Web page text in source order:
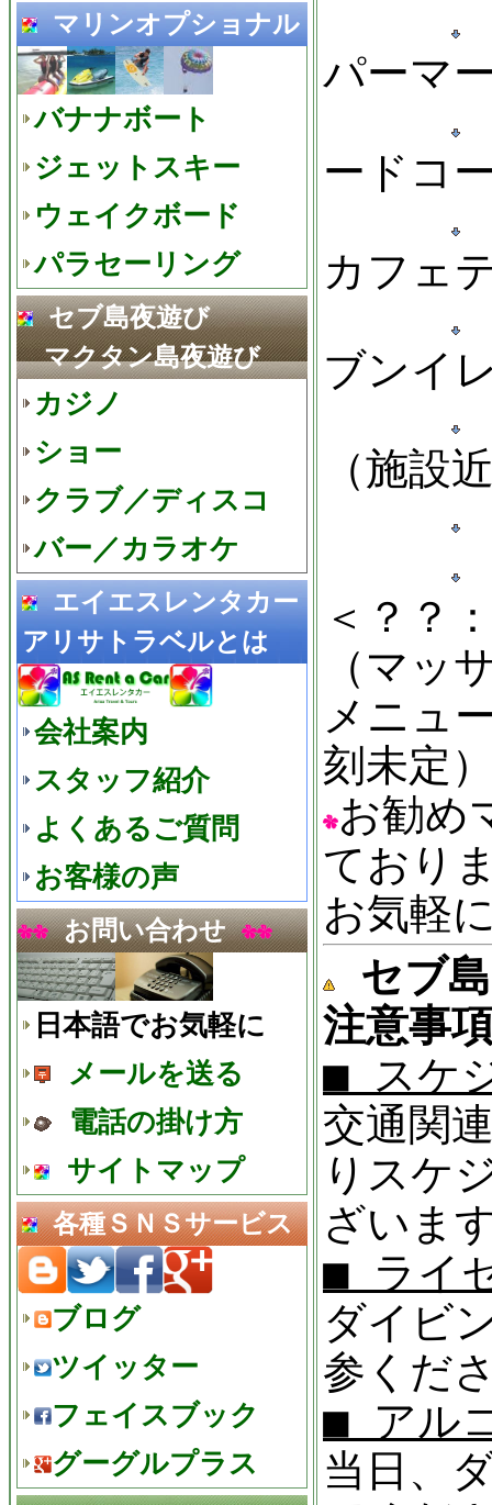
マリンオプショナル
バナナボート
ジェットスキー
ウェイクボード
パラセーリング
セブ島夜遊び
マクタン島夜遊び
カジノ
ショー
クラブ／ディスコ
バー／カラオケ
エイエスレンタカー
アリサトラベルとは
会社案内
スタッフ紹介
よくあるご質問
お客様の声
お問い合わせ
日本語でお気軽に
メールを送る
電話の掛け方
サイトマップ
各種ＳＮＳサービス
ブログ
ツイッター
フェイスブック
グーグルプラス
パーマ
ードコ
カフェ
ブンイ
（施設
＜？？
（マッ
メニュ
刻未定
お勧め
ており
お気軽
セブ
注意事
■ スケ
交通関
りスケ
ざいま
■ ライ
ダイビ
参くだ
■ アル
当日、